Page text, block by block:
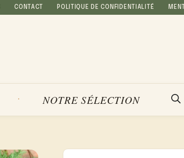
CONTACT POLITIQUE DE CONFIDENTIALITÉ
NOTRE SÉLECTION